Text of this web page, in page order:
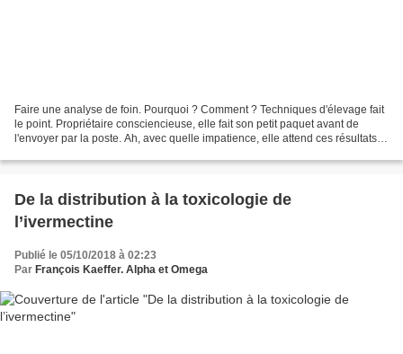
Faire une analyse de foin. Pourquoi ? Comment ? Techniques d'élevage fait
le point. Propriétaire consciencieuse, elle fait son petit paquet avant de
l'envoyer par la poste. Ah, avec quelle impatience, elle attend ces résultats
De la distribution à la toxicologie de
l’ivermectine
Publié le 05/10/2018 à 02:23
Par François Kaeffer. Alpha et Omega